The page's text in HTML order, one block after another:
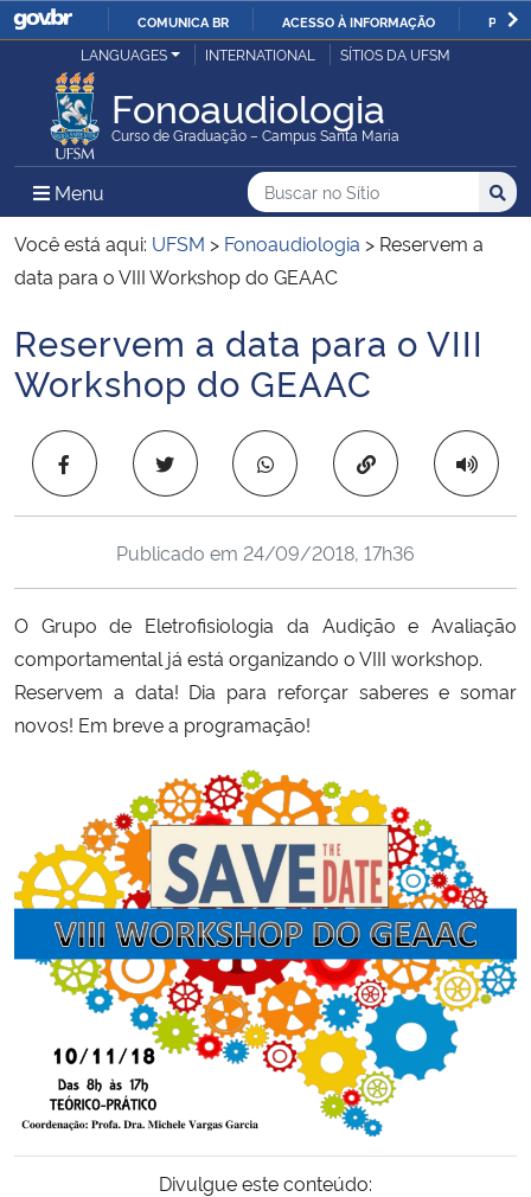
IR
O
COMUNICA BR ACESSO À INFORMAÇÃO
Ministério da Justiça e Segurança Pública
Ministério da Defesa
Ministério das Relações Exteriores
Ministério da Infraestrutura
Ministério da Educação
Ministério da Cidadania
Ministério de Minas e Energia
Ministério da Ciência, Tecnologia, Inovações e Comunicações
Ministério do Meio Ambiente
Ministério do Turismo
Ministério do Desenvolvimento Regional
Controladoria-Geral da União
Ministério da Mulher, da Família e dos Direitos Humanos
Secretaria-Geral
LANGUAGES INTERNATIONAL SÍTIOS DA UFSM
Fonoaudiologia
Curso de Graduação – Campus Santa Maria
Menu Menu Principal do Sítio
Busca
Buscar no no Sítio
Busca:
Você está aqui: UFSM > Fonoaudiologia > Reservem a
data para o VIII Workshop do GEAAC
Início do conteúdo
Reservem a data para o VIII
Workshop do GEAAC
Copiar para área
Publicado em 24/09/2018, 17h36
O Grupo de Eletrofisiologia da Audição e Avaliação
comportamental já está organizando o VIII workshop.
Reservem a data! Dia para reforçar saberes e somar
novos! Em breve a programação!
Divulgue este conteúdo: